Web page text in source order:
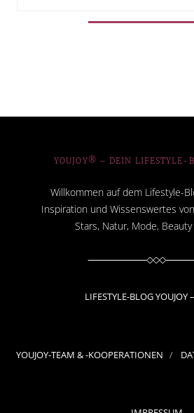
YOUJOY® – DEIN LIFESTYLE-
Willkommen auf dem Lifestyle-
Inspiration und Wissenswertes
Stars, Natur, Mode,
LIFESTYLE-BLOG YOUJOY
YOUJOY-TEAM & -KOOPERATIONEN